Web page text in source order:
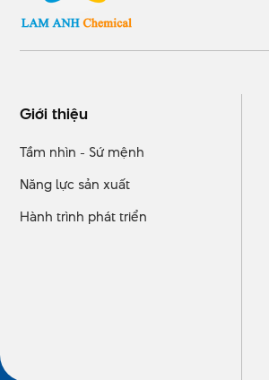
Giới thiệu
Tầm nhìn - Sứ mệnh
Năng lực sản xuất
Hành trình phát triển